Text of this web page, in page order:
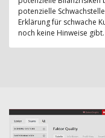
potenzielle
Erklärung für schwache
noch keine Hinweise gibt.